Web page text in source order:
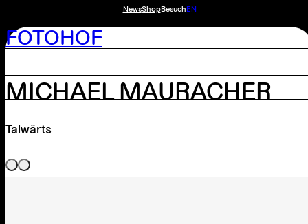
NewsShopBesuchEN
FOTOHOF
MICHAEL MAURACHER
Talwärts